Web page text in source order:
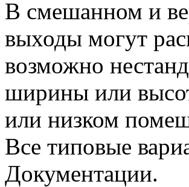
В смешанном и
выходы могут
возможно
ширины или
или низком
Все типовые
Документации.